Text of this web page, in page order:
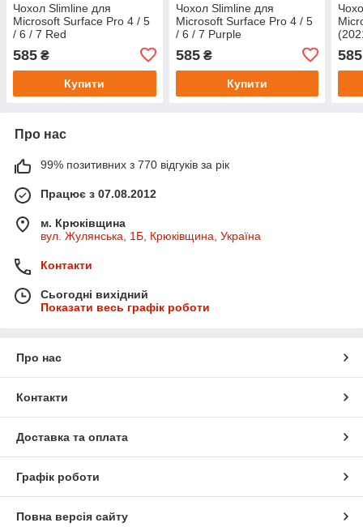
Чохол Slimline для
Microsoft Surface Pro 4 / 5
/ 6 / 7 Red
585 ₴
Купити
Чохол Slimline для
Microsoft Surface Pro 4 / 5
/ 6 / 7 Purple
585₴
Купити
585
Про нас
99% позитивних з 770 відгуків за рік
Працює з 07.08.2012
м. Крюківщина
вул. Жулянська, 1Б, Крюківщина, Україна
Контакти
Сьогодні вихідний
Показати весь графік роботи
Про нас
Контакти
Доставка та оплата
Графік роботи
Повна версія сайту